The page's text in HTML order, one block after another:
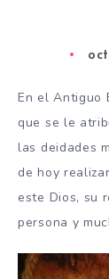
En el Antiguo
que se le
las deidades
de hoy
este Dios, su
persona y